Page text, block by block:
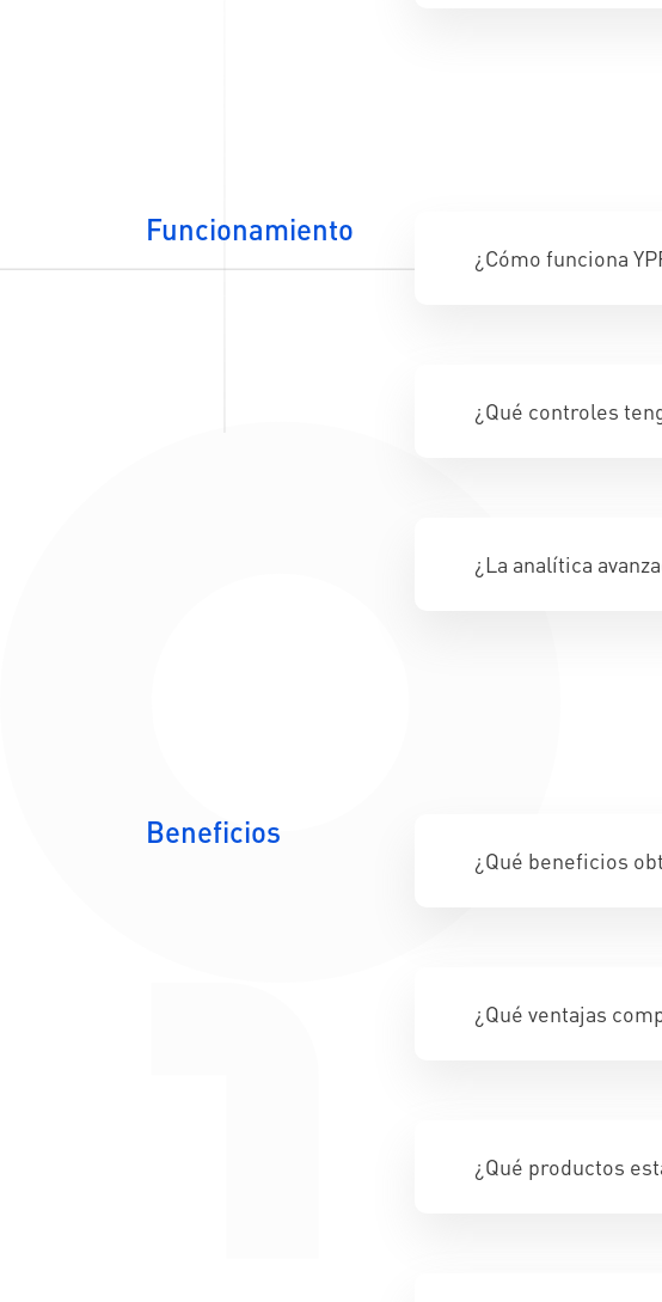
Funcionamiento
¿Cómo funciona
¿Qué controles
¿La analítica
Beneficios
¿Qué beneficios
¿Qué ventajas
¿Qué productos